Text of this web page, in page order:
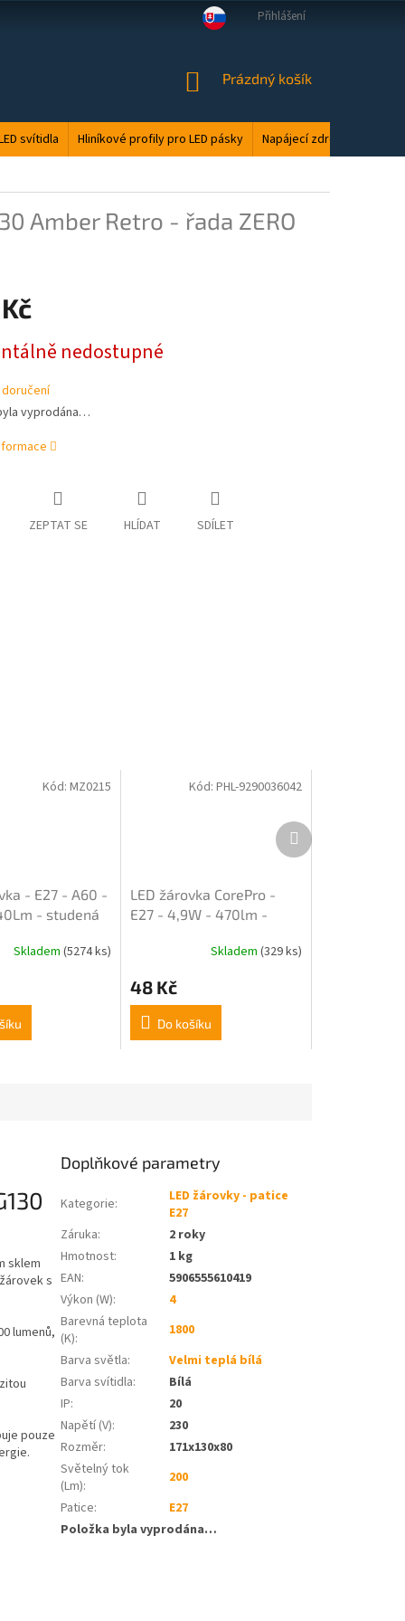
LED ODPAD PODMÍNKY OCHRANY
Přihlášení
NÁKUPNÍ
Prázdný košík
svítidla Hliníkové profily pro LED pásky Napájecí zdroje
Amber Retro - řada ZERO
nedostupné
vyprodána…
ZEPTAT SE HLÍDAT SDÍLET
- E27 - A60 -
- studená
Skladem(5274 ks)
Kód:MZ0215
LED žárovka CorePro -
E27 - 4,9W - 470lm -
produktu
je
5,0
z
Skladem(329 ks)
48 Kč
Do košíku
Kód: PHL-9290036042
Další
produkt
sklem
s
lumenů,
pouze
Doplňkové parametry
Kategorie:
LED žárovky - patice
E27
Záruka:
2 roky
Hmotnost:
1 kg
EAN:
5906555610419
Výkon (W):
4
Barevná teplota
(K):
1800
Barva světla:
Velmi teplá bílá
Barva svítidla:
Bílá
IP:
20
Napětí (V):
230
Rozměr:
171x130x80
Světelný tok
(Lm):
200
Patice:
E27
Položka byla vyprodána…